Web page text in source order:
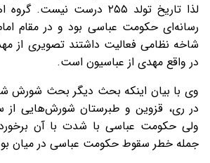
لذا تاریخ تولد ۲۵۵ درست
رسانه‌ای حکومت عباسی بود و در مقام
شاخه نظامی فعالیت داشتند تصویری از
در واقع مهدی از عباسیون است.
وی با بیان اینکه بحث دیگر بحث شورش
در ری، قزوین و طبرستان شورش‌هایی از
ولی حکومت عباسی با شدت با آن برخورد
جمله خطر سقوط حکومت عباسی در میان